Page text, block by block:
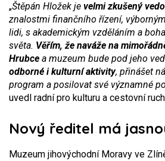
„Štěpán Hložek je velmi zkušený
znalostmi finančního řízení,
lidi, s akademickým vzděláním a
světa. Věřím, že naváže na
Hrubce a muzeum bude pod jeho
odborné i kulturní aktivity, přinášet
program a posilovat své významné
uvedl radní pro kulturu a cestovní ruch
Nový ředitel má
Muzeum jihovýchodní Moravy ve